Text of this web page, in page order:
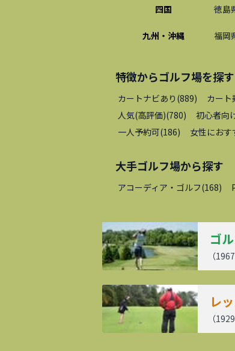
四国 徳島
九州・沖縄 福岡
特徴からゴルフ場を探す
カートナビあり (889) カート
人気(高評価)(780) 初心者向
一人予約可(186) 女性におす
大手ゴルフ場から探す
アコーディア・ゴルフ(168)
ゴ
（1967
レ
（1929